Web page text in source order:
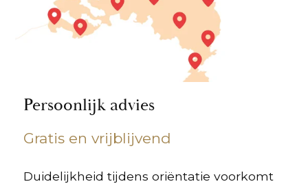
Persoonlijk advies
Gratis en vrijblijvend
Duidelijkheid tijdens oriëntatie voorkomt